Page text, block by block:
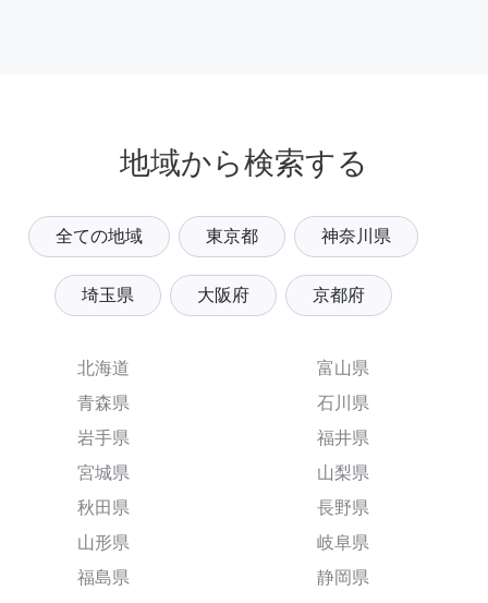
地域から検索する
全ての地域 東京都 神奈川県
埼玉県 大阪府 京都府
北海道
青森県
岩手県
宮城県
秋田県
山形県
福島県
富山県
石川県
福井県
山梨県
長野県
岐阜県
静岡県